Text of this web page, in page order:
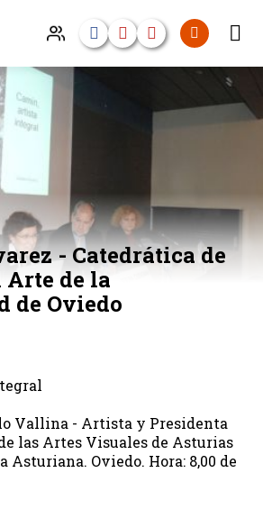
- Catedrática de
de la
de Oviedo
Vallina - Artista y Presidenta
las Artes Visuales de Asturias
Asturiana. Oviedo. Hora: 8,00 de